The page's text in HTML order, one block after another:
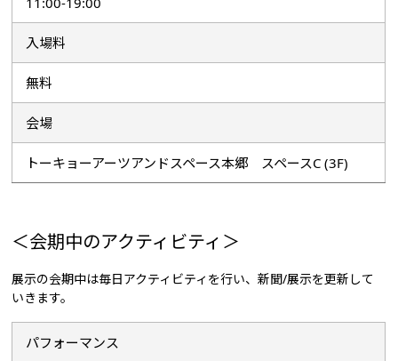
入場料
無料
会場
トーキョーアーツアンドスペース本郷 スペースC (3F)
＜会期中のアクティビティ＞
展示の会期中は毎日アクティビティを行い、新聞/展示を更新して
いきます。
パフォーマンス